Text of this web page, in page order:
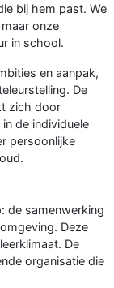
bij hem past. We
onze
in school.
en aanpak,
De
zich door
de individuele
persoonlijke
de samenwerking
Deze
De
organisatie die